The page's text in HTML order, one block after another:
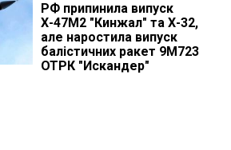
РФ припинила випуск
Х-47М2 "Кинжал" та Х-32,
але наростила випуск
балістичних ракет 9М723
ОТРК "Искандер"